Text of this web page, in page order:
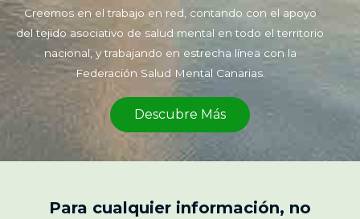
Creemos en el trabajo en red, contando con el apoyo
del tejido asociativo de salud mental en todo el territorio
nacional, y trabajando en estrecha línea con la
Federación Salud Mental Canarias.
Descubre Más
Para cualquier información, no